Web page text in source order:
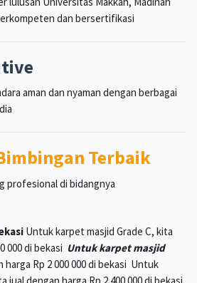
dan bersertifikasi
aman dan nyaman dengan berbagai
Terbaik
profesional di bidangnya
Untuk karpet masjid Grade C, kita
000 di bekasi Untuk karpet masjid
harga Rp 2 000 000 di bekasi Untuk